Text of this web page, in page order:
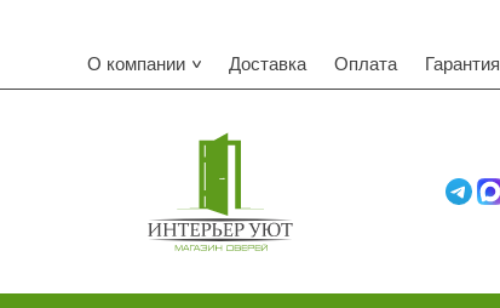
О компании Доставка Оплата Гарантия